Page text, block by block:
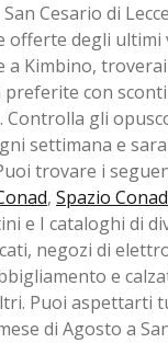
Cesario di
offerte degli ultimi
a Kimbino,
con
Controlla gli
settimana e
trovare i
, Spazio Conad
e I cataloghi di
negozi di
e
Puoi aspettarti
di Agosto a